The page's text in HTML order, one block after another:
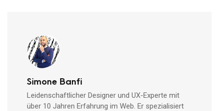
Simone Banfi
Leidenschaftlicher Designer und UX-Experte mit
über 10 Jahren Erfahrung im Web. Er spezialisiert